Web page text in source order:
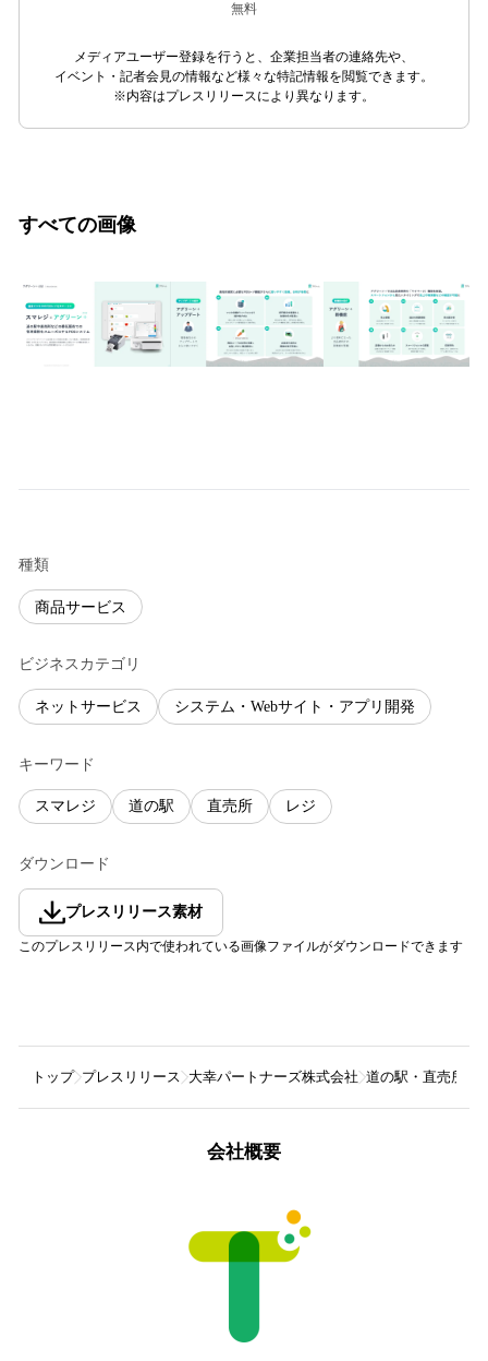
無料
メディアユーザー登録を行うと、企業担当者の連絡先や、
イベント・記者会見の情報など様々な特記情報を閲覧できます。
※内容はプレスリリースにより異なります。
すべての画像
種類
商品サービス
ビジネスカテゴリ
ネットサービス システム・Webサイト・アプリ開発
キーワード
スマレジ 道の駅 直売所 レジ
ダウンロード
プレスリリース素材
このプレスリリース内で使われている画像ファイルがダウンロードできます
トップ プレスリリース 大幸パートナーズ株式会社 道の駅・直売所の
会社概要